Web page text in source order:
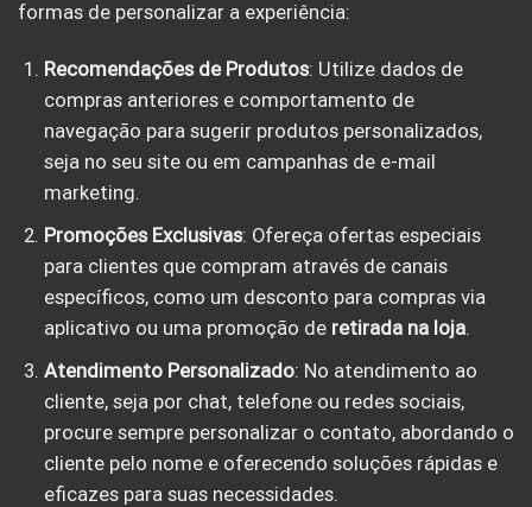
formas de personalizar a experiência:
Recomendações de Produtos: Utilize dados de
compras anteriores e comportamento de
navegação para sugerir produtos personalizados,
seja no seu site ou em campanhas de e-mail
marketing.
Promoções Exclusivas: Ofereça ofertas especiais
para clientes que compram através de canais
específicos, como um desconto para compras via
aplicativo ou uma promoção de retirada na loja.
Atendimento Personalizado: No atendimento ao
cliente, seja por chat, telefone ou redes sociais,
procure sempre personalizar o contato, abordando o
cliente pelo nome e oferecendo soluções rápidas e
eficazes para suas necessidades.